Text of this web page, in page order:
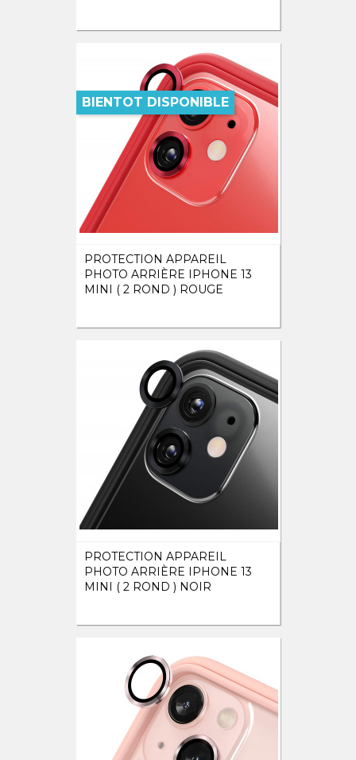
PROTECTION APPAREIL
PHOTO ARRIÈRE IPHONE 13
MINI ( 2 ROND ) ROUGE
BIENTOT DISPONIBLE
PROTECTION APPAREIL
PHOTO ARRIÈRE IPHONE 13
MINI ( 2 ROND ) NOIR